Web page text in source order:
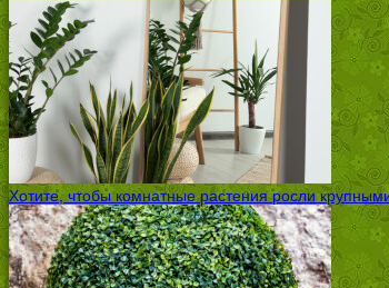
Хотите, чтобы комнатные растения росли